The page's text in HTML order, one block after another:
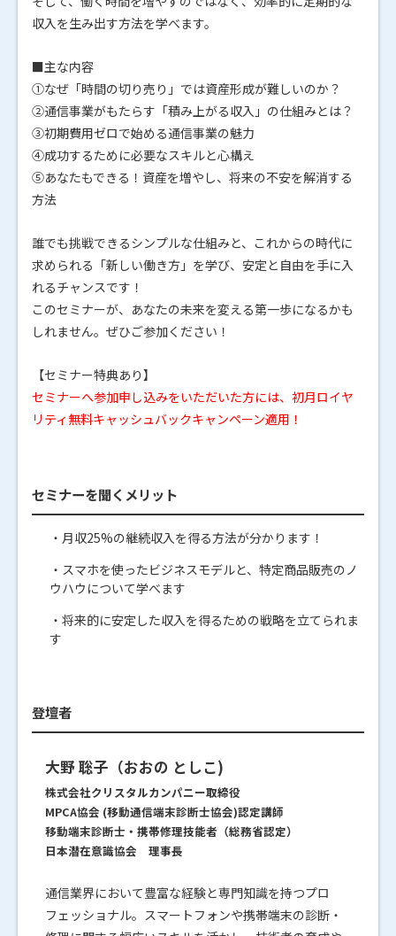
収入を生み出す方法を学べます。
■主な内容
①なぜ「時間の切り売り」では資産形成が難しいのか？
②通信事業がもたらす「積み上がる収入」の仕組みとは？
③初期費用ゼロで始める通信事業の魅力
④成功するために必要なスキルと心構え
⑤あなたもできる！資産を増やし、将来の不安を解消する
方法
誰でも挑戦できるシンプルな仕組みと、これからの時代に
求められる「新しい働き方」を学び、安定と自由を手に入
れるチャンスです！
このセミナーが、あなたの未来を変える第一歩になるかも
しれません。ぜひご参加ください！
【セミナー特典あり】
セミナーへ参加申し込みをいただいた方には、初月ロイヤ
リティ無料キャッシュバックキャンペーン適用！
セミナーを聞くメリット
・月収25%の継続収入を得る方法が分かります！
・スマホを使ったビジネスモデルと、特定商品販売のノ
ウハウについて学べます
・将来的に安定した収入を得るための戦略を立てられま
す
登壇者
大野 聡子（おおの としこ)
株式会社クリスタルカンパニー取締役
MPCA協会 (移動通信端末診断士協会)認定講師
移動端末診断士・携帯修理技能者（総務省認定）
日本潜在意識協会 理事長
通信業界において豊富な経験と専門知識を持つプロ
フェッショナル。スマートフォンや携帯端末の診断・